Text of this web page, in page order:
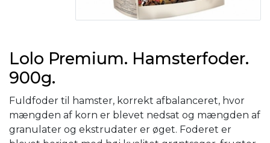
Lolo Premium. Hamsterfoder.
900g.
Fuldfoder til hamster, korrekt afbalanceret, hvor
mængden af korn er blevet nedsat og mængden af
granulater og ekstrudater er øget. Foderet er